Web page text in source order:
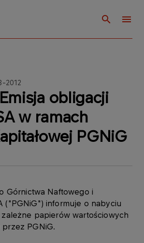
2012
obligacji
w ramach
PGNiG
Górnictwa Naftowego i
("PGNiG") informuje o nabyciu
papierów wartościowych
PGNiG.